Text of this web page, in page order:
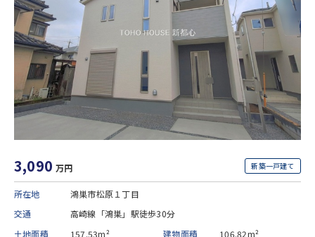
3,090 万円 新築一戸建て
所在地
鴻巣市松原１丁目
交通
高崎線「鴻巣」駅徒歩30分
土地面積
157.53m² 建物面積
106.82m²